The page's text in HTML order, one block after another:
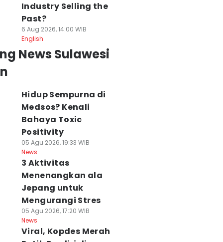
Industry Selling the
Past?
6 Aug 2026, 14:00 WIB
English
News Sulawesi
Hidup Sempurna di
Medsos? Kenali
Bahaya Toxic
Positivity
05 Agu 2026, 19:33 WIB
News
3 Aktivitas
Menenangkan ala
Jepang untuk
Mengurangi Stres
05 Agu 2026, 17:20 WIB
News
Viral, Kopdes Merah